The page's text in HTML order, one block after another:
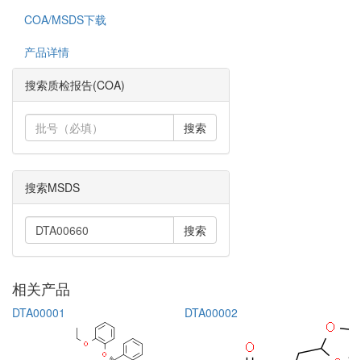
COA/MSDS下载
产品详情
搜索质检报告(COA)
搜索
搜索MSDS
搜索
相关产品
DTA00001 DTA00002